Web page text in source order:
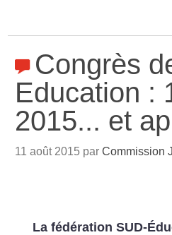
Congrès
Education :
2015... et
11 août 2015 parCommission
La fédération SUD-